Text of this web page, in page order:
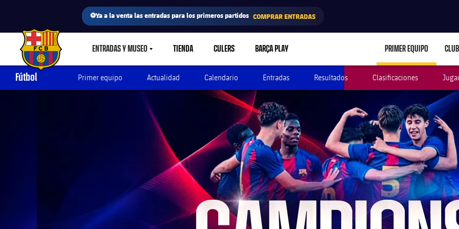
⚽Ya a la venta las entradas para los primeros partidos COMPRAR ENTRADAS
FC Barcelona club badge ENTRADAS Y MUSEOLABEL.SHARE.CARETDOWN
TIENDA CULERS BARÇA PLAY PRIMER EQUIPO CLUB
Fútbol Primer equipo Actualidad Calendario Entradas Resultados Clasificaciones